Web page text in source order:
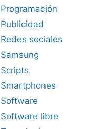
Programación
Publicidad
Redes sociales
Samsung
Scripts
Smartphones
Software
Software libre